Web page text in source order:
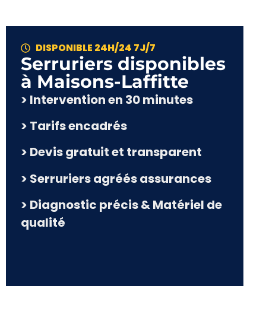
DISPONIBLE 24H/24 7J/7
Serruriers disponibles
à Maisons-Laffitte​
> Intervention en 30 minutes
> Tarifs encadrés
> Devis gratuit et transparent
> Serruriers agréés assurances
> Diagnostic précis & Matériel de
qualité